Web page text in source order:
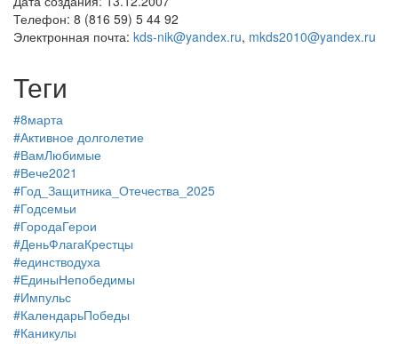
Телефон: 8 (816 59) 5 44 92
Электронная почта: kds-nik@yandex.ru, mkds2010@yandex.ru
Теги
#8марта
#Активное долголетие
#ВамЛюбимые
#Вече2021
#Год_Защитника_Отечества_2025
#Годсемьи
#ГородаГерои
#ДеньФлагаКрестцы
#единстводуха
#ЕдиныНепобедимы
#Импульс
#КалендарьПобеды
#Каникулы